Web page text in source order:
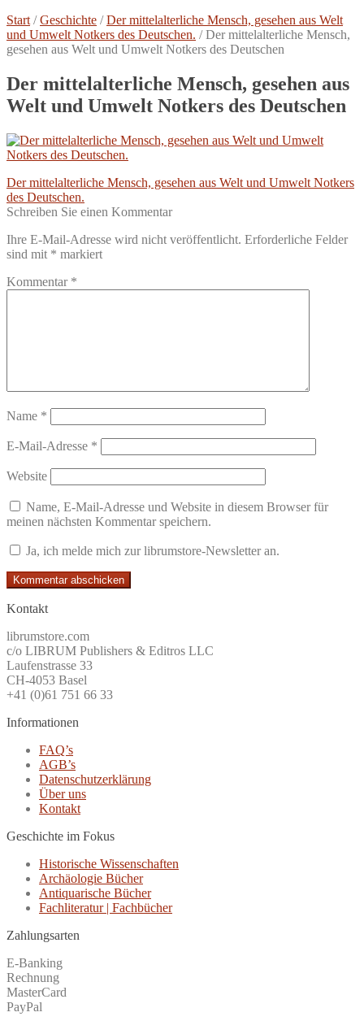
Start /Geschichte /Der mittelalterliche Mensch, gesehen aus Welt
und Umwelt Notkers des Deutschen. /Der mittelalterliche Mensch,
gesehen aus Welt und Umwelt Notkers des Deutschen
Der mittelalterliche Mensch, gesehen aus
Welt und Umwelt Notkers des Deutschen
Beitragsnavigation
Vorheriger
Beitrag:
Der mittelalterliche Mensch, gesehen aus Welt und Umwelt Notkers
des Deutschen.
Schreiben Sie einen Kommentar
Ihre E-Mail-Adresse wird nicht veröffentlicht. Erforderliche Felder
sind mit * markiert
Kommentar *
Name *
E-Mail-Adresse *
Website
Name, E-Mail-Adresse und Website in diesem Browser für
meinen nächsten Kommentar speichern.
Ja, ich melde mich zur librumstore-Newsletter an.
Kontakt
librumstore.com
c/o LIBRUM Publishers & Editros LLC
Laufenstrasse 33
CH-4053 Basel
+41 (0)61 751 66 33
Informationen
FAQ’s
AGB’s
Datenschutzerklärung
Über uns
Kontakt
Geschichte im Fokus
Historische Wissenschaften
Archäologie Bücher
Antiquarische Bücher
Fachliteratur | Fachbücher
Zahlungsarten
E-Banking
Rechnung
MasterCard
PayPal